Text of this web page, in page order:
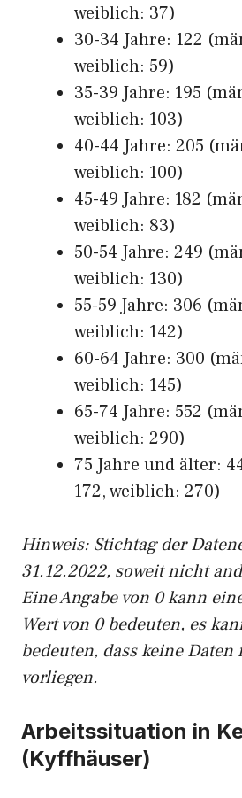
weiblich: 37)
30-34 Jahre: 122
weiblich: 59)
35-39 Jahre: 195
weiblich: 103)
40-44 Jahre: 205
weiblich: 100)
45-49 Jahre: 182
weiblich: 83)
50-54 Jahre: 249
weiblich: 130)
55-59 Jahre: 306
weiblich: 142)
60-64 Jahre: 300
weiblich: 145)
65-74 Jahre: 552
weiblich: 290)
75 Jahre und älter:
172, weiblich: 270)
Hinweis: Stichtag der
31.12.2022, soweit nicht
Eine Angabe von 0 kann
Wert von 0 bedeuten, es
bedeuten, dass keine
vorliegen.
Arbeitssituation in
(Kyffhäuser)